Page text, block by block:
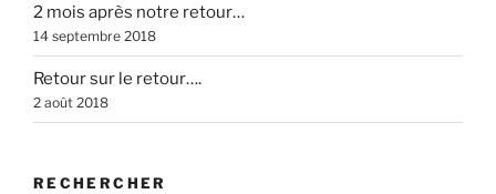
2 mois après notre retour…
14 septembre 2018
Retour sur le retour….
2 août 2018
RECHERCHER